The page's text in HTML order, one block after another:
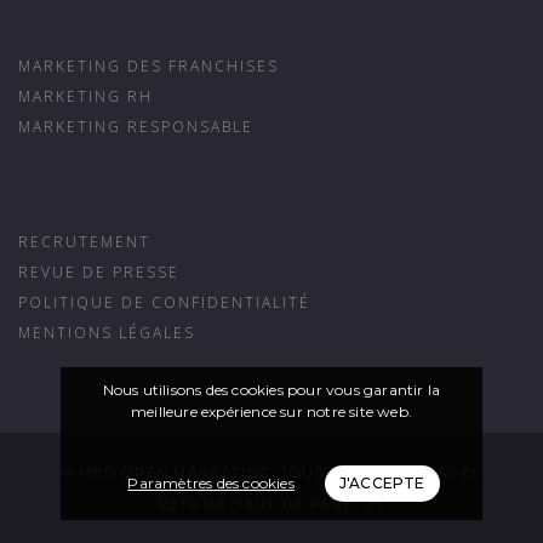
MARKETING DES FRANCHISES
MARKETING RH
MARKETING RESPONSABLE
RECRUTEMENT
REVUE DE PRESSE
POLITIQUE DE CONFIDENTIALITÉ
MENTIONS LÉGALES
© MBD OPEN MARKETING. TOUS DROITS RÉSERVÉS
RETOUR HAUT DE PAGE
Nous utilisons des cookies pour vous garantir la
meilleure expérience sur notre site web.
Paramètres des cookies J'ACCEPTE